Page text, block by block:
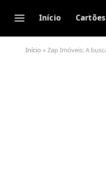
Início
Início » Zap Imóveis: A